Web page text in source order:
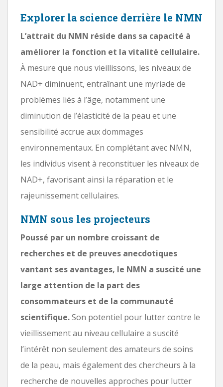
Explorer la science derrière le NMN
L’attrait du NMN réside dans sa capacité à
améliorer la fonction et la vitalité cellulaire.
À mesure que nous vieillissons, les niveaux de
NAD+ diminuent, entraînant une myriade de
problèmes liés à l’âge, notamment une
diminution de l’élasticité de la peau et une
sensibilité accrue aux dommages
environnementaux. En complétant avec NMN,
les individus visent à reconstituer les niveaux de
NAD+, favorisant ainsi la réparation et le
rajeunissement cellulaires.
NMN sous les projecteurs
Poussé par un nombre croissant de
recherches et de preuves anecdotiques
vantant ses avantages, le NMN a suscité une
large attention de la part des
consommateurs et de la communauté
scientifique.Son potentiel pour lutter contre le
vieillissement au niveau cellulaire a suscité
l’intérêt non seulement des amateurs de soins
de la peau, mais également des chercheurs à la
recherche de nouvelles approches pour lutter